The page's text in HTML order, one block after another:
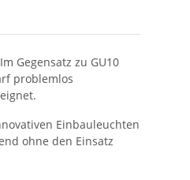
Gegensatz zu GU10
problemlos
Einbauleuchten
ohne den Einsatz